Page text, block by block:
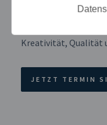
einzigartigen
Kreativität, Qualität
JETZT TERMIN